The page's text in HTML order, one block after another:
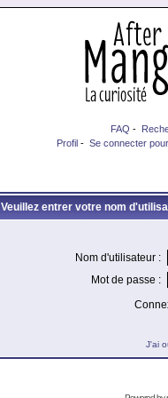
FAQ -
Profil - Se connecter
Veuillez entrer votre nom
Nom d'utilisateur :
Mot de passe :
J'ai